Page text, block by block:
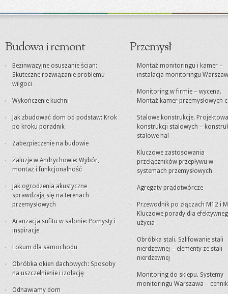
Budowa i remont
Bezinwazyjne osuszanie ścian:
Skuteczne rozwiązanie problemu
wilgoci
Wykończenie kuchni
Jak zbudować dom od podstaw: Krok
po kroku poradnik
Zabezpieczenie na budowie
Żaluzje w Andrychowie: Wybór,
montaż i funkcjonalność
Jak ogrodzenia akustyczne
sprawdzają się na terenach
przemysłowych
Aranżacja sufitu w salonie: Pomysły i
inspiracje
Lokum dla samochodu
Obróbka okien dachowych: Sposoby
na uszczelnienie i izolację
Odnawiamy dom
Przemysł
Montaż monitoringu i kamer –
instalacja monitoringu
Monitoring w firmie – wycena.
Montaż kamer przemysłowych
Stalowe konstrukcje.
konstrukcji stalowych –
stalowe hal
Kluczowe zastosowania
przełączników przepływu w
systemach przemysłowych
Agregaty prądotwórcze
Przewodnik po złączach M12 i
Kluczowe porady dla
użycia
Obróbka stali. Szlifowanie stali
nierdzewnej – elementy ze stali
nierdzewnej
Monitoring do sklepu. Systemy
monitoringu Warszawa – cennik